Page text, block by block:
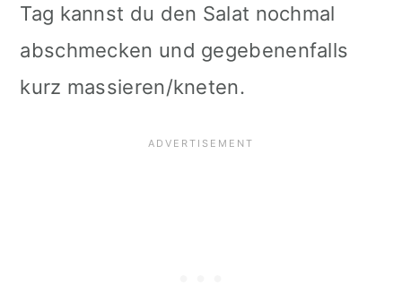
Tag kannst du den Salat nochmal
abschmecken und gegebenenfalls
kurz massieren/kneten.